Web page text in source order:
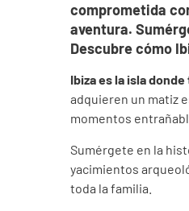
comprometida
aventura.
Descubre cómo
Ibiza es la isla
adquieren un matiz
momentos
Sumérgete en la
yacimientos
toda la familia.